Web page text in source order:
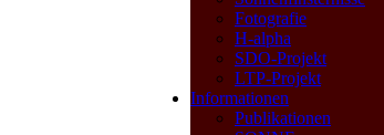
Fotografie
H-alpha
SDO-Projekt
LTP-Projekt
Informationen
Publikationen